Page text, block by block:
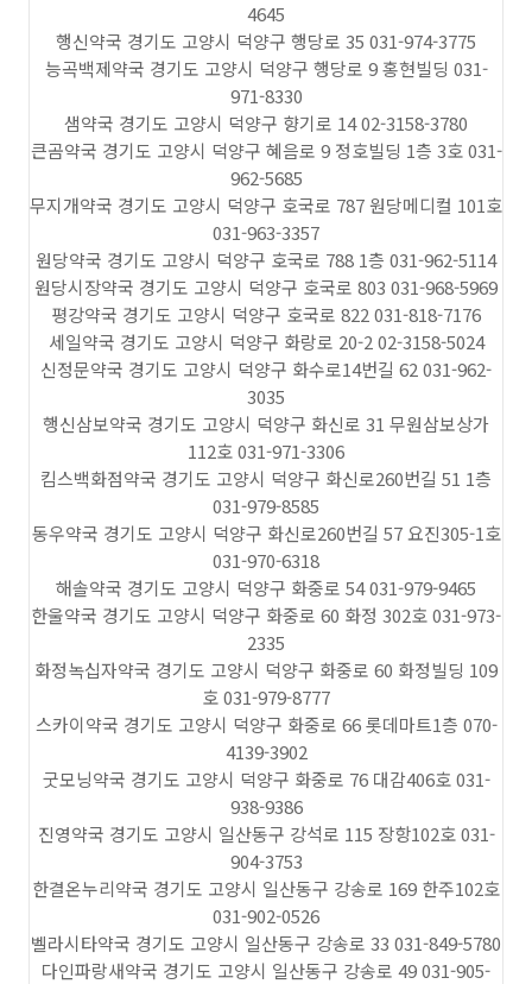
4645
행신약국 경기도 고양시 덕양구 행당로 35 031-974-3775
능곡백제약국 경기도 고양시 덕양구 행당로 9 홍현빌딩 031-
971-8330
샘약국 경기도 고양시 덕양구 향기로 14 02-3158-3780
큰곰약국 경기도 고양시 덕양구 혜음로 9 정호빌딩 1층 3호 031-
962-5685
무지개약국 경기도 고양시 덕양구 호국로 787 원당메디컬 101호
031-963-3357
원당약국 경기도 고양시 덕양구 호국로 788 1층 031-962-5114
원당시장약국 경기도 고양시 덕양구 호국로 803 031-968-5969
평강약국 경기도 고양시 덕양구 호국로 822 031-818-7176
세일약국 경기도 고양시 덕양구 화랑로 20-2 02-3158-5024
신정문약국 경기도 고양시 덕양구 화수로14번길 62 031-962-
3035
행신삼보약국 경기도 고양시 덕양구 화신로 31 무원삼보상가
112호 031-971-3306
킴스백화점약국 경기도 고양시 덕양구 화신로260번길 51 1층
031-979-8585
동우약국 경기도 고양시 덕양구 화신로260번길 57 요진305-1호
031-970-6318
해솔약국 경기도 고양시 덕양구 화중로 54 031-979-9465
한울약국 경기도 고양시 덕양구 화중로 60 화정 302호 031-973-
2335
화정녹십자약국 경기도 고양시 덕양구 화중로 60 화정빌딩 109
호 031-979-8777
스카이약국 경기도 고양시 덕양구 화중로 66 롯데마트1층 070-
4139-3902
굿모닝약국 경기도 고양시 덕양구 화중로 76 대감406호 031-
938-9386
진영약국 경기도 고양시 일산동구 강석로 115 장항102호 031-
904-3753
한결온누리약국 경기도 고양시 일산동구 강송로 169 한주102호
031-902-0526
벨라시타약국 경기도 고양시 일산동구 강송로 33 031-849-5780
다인파랑새약국 경기도 고양시 일산동구 강송로 49 031-905-